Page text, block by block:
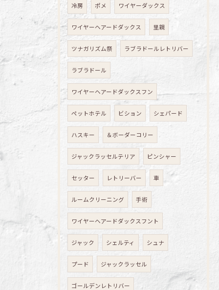
冷房 ポメ ワイヤーダックス
ワイヤーヘアードダックス 里親
ツナガリズム祭 ラブラドールレトリバー
ラブラドール
ワイヤーヘアードダックスフン
ペットホテル ビション シェパード
ハスキー ＆ボーダーコリー
ジャックラッセルテリア ピンシャー
セッター レトリーバー 車
ルームクリーニング 手術
ワイヤーヘアードダックスフント
ジャック シェルティ シュナ
プード ジャックラッセル
ゴールデンレトリバー